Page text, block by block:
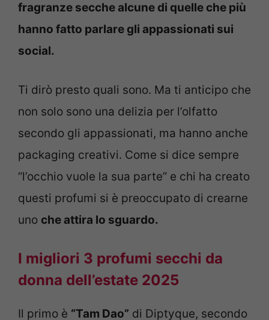
fragranze secche alcune di quelle che più
hanno fatto parlare gli appassionati sui
social.
Ti dirò presto quali sono. Ma ti anticipo che
non solo sono una delizia per l’olfatto
secondo gli appassionati, ma hanno anche
packaging creativi. Come si dice sempre
“l’occhio vuole la sua parte” e chi ha creato
questi profumi si è preoccupato di crearne
uno che attira lo sguardo.
I migliori 3 profumi secchi da
donna dell’estate 2025
Il primo è “Tam Dao” di Diptyque, secondo